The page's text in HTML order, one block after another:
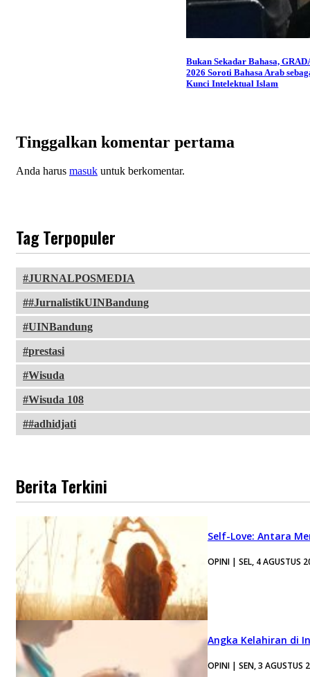
Bukan Sekadar Bahasa,
2026 Soroti Bahasa Arab
Kunci Intelektual Islam
Tinggalkan komentar pertama
Anda harus masuk untuk berkomentar.
Tag Terpopuler
JURNALPOSMEDIA
#JurnalistikUINBandung
UINBandung
prestasi
Wisuda
Wisuda 108
#adhidjati
Berita Terkini
Self-Love: Antara
OPINI | SEL, 4 AGUSTUS
Angka Kelahiran di
OPINI | SEN, 3 AGUSTUS